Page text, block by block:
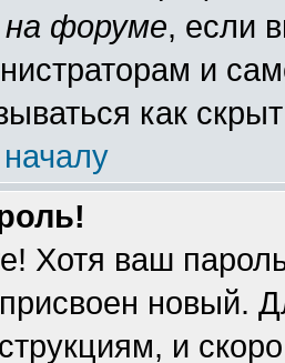
форуме, если
и
как
Хотя ваш
новый.
и